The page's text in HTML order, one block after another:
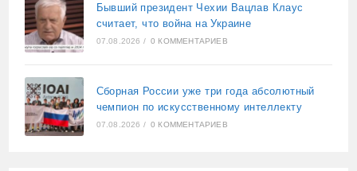
Бывший президент Чехии Вацлав Клаус
считает, что война на Украине
07.08.2026 / 0 КОММЕНТАРИЕВ
Сборная России уже три года абсолютный
чемпион по искусственному интеллекту
07.08.2026 / 0 КОММЕНТАРИЕВ